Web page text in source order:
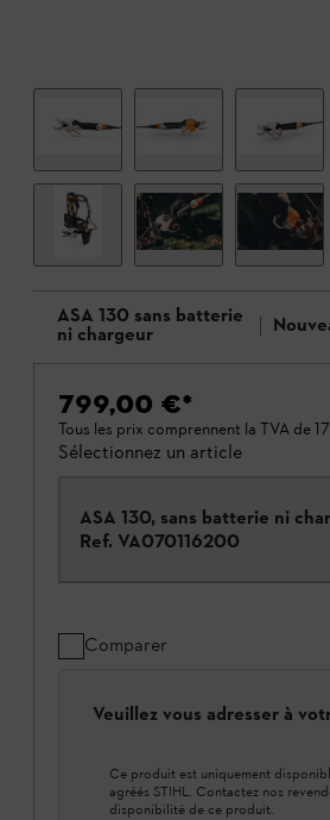
ASA 130 sans batterie
ni chargeur
799,00 €*
Tous les prix comprennent la TVA de
Sélectionnez un article
ASA 130, sans batterie ni
Ref. VA070116200
Comparer
Veuillez vous adresser à
Ce produit est uniquement
agréés STIHL. Contactez nos
disponibilité de ce produit.